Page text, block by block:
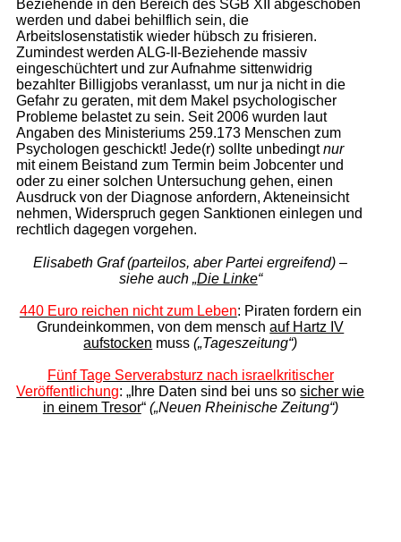
Beziehende in den Bereich des SGB XII abgeschoben
werden und dabei behilflich sein, die
Arbeitslosenstatistik wieder hübsch zu frisieren.
Zumindest werden ALG-II-Beziehende massiv
eingeschüchtert und zur Aufnahme sittenwidrig
bezahlter Billigjobs veranlasst, um nur ja nicht in die
Gefahr zu geraten, mit dem Makel psychologischer
Probleme belastet zu sein. Seit 2006 wurden laut
Angaben des Ministeriums 259.173 Menschen zum
Psychologen geschickt! Jede(r) sollte unbedingtnur
mit einem Beistand zum Termin beim Jobcenter und
oder zu einer solchen Untersuchung gehen, einen
Ausdruck von der Diagnose anfordern, Akteneinsicht
nehmen, Widerspruch gegen Sanktionen einlegen und
rechtlich dagegen vorgehen.
Elisabeth Graf (parteilos, aber Partei ergreifend) –
siehe auch „Die Linke“
440 Euro reichen nicht zum Leben: Piraten fordern ein
Grundeinkommen,von dem menschauf Hartz IV
aufstocken muss(„Tageszeitung“)
Fünf Tage Serverabsturz nach israelkritischer
Veröffentlichung: „Ihre Daten sind bei uns sosicher wie
in einem Tresor“ („Neuen Rheinische Zeitung“)